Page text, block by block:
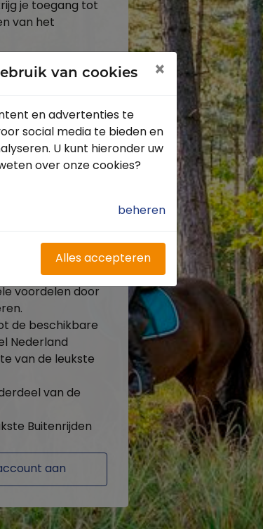
je toegang tot
van het
Toon
vergeten?
account?
voordelen door
de beschikbare
Nederland
van de leukste
van de
Buitenrijden
aan
van cookies ×
en advertenties te
social media te bieden en
U kunt hieronder uw
over onze cookies?
beheren
Alles accepteren